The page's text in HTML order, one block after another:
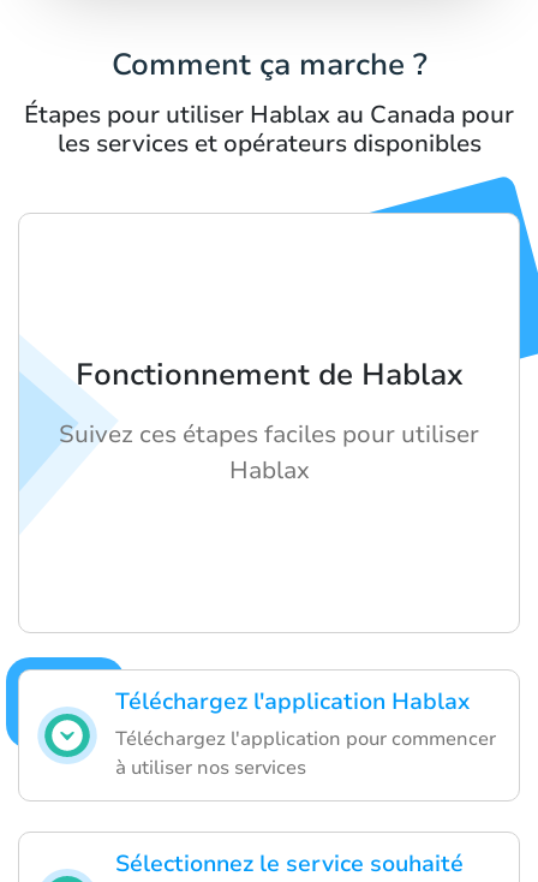
Comment ça marche ?
Étapes pour utiliser Hablax au Canada pour
les services et opérateurs disponibles
Téléchargez l'application Hablax
Téléchargez l'application pour commencer
à utiliser nos services
Sélectionnez le service souhaité
Fonctionnement de Hablax
Suivez ces étapes faciles pour utiliser
Hablax